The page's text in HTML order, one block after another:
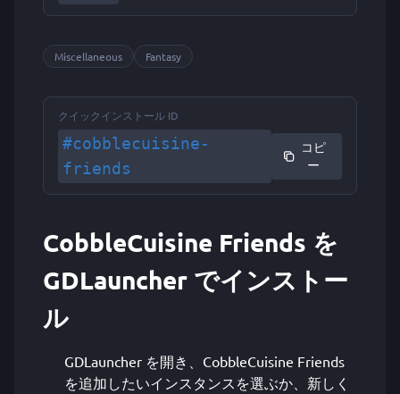
Miscellaneous Fantasy
クイックインストール ID
#cobblecuisine-
friends
コピ
ー
CobbleCuisine Friends を
GDLauncher でインストー
ル
GDLauncher を開き、CobbleCuisine Friends
を追加したいインスタンスを選ぶか、新しく